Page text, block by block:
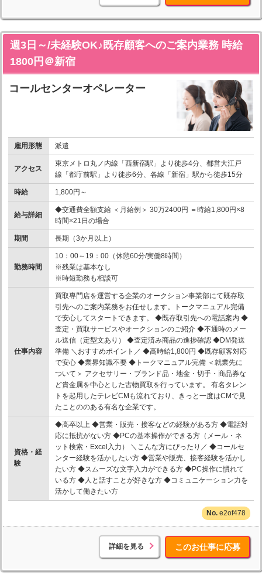
週3日～/未経験OK♪既存顧客へのご案内業務 時給
1800円＠新宿
コールセンターオペレーター
雇用形態 派遣
アクセス
東京メトロ丸ノ内線「西新宿駅」より徒歩4分、都営大江戸
線「都庁前駅」より徒歩6分、各線「新宿」駅から徒歩15分
時給 1,800円～
給与詳細
◆交通費全額支給 ＜月給例＞ 30万2400円 ＝時給1,800円×8
時間×21日の場合
期間 長期（3か月以上）
勤務時間
10：00～19：00（休憩60分/実働8時間）
※残業は基本なし
※時短勤務も相談可
仕事内容
買取専門店を運営する企業のオークション事業部にて既存取
引先へのご案内業務をお任せします。トークマニュアル完備
で安心してスタートできます。 ◆既存取引先への電話案内 ◆
査定・買取サービスやオークションのご紹介 ◆不通時のメー
ル送信（定型文あり） ◆査定済み商品の進捗確認 ◆DM発送
準備 ＼おすすめポイント／ ◆高時給1,800円 ◆既存顧客対応
で安心 ◆業界知識不要 ◆トークマニュアル完備 ＜就業先に
ついて＞ アクセサリー・ブランド品・地金・切手・商品券な
ど貴金属を中心とした古物買取を行っています。 有名タレン
トを起用したテレビCMも流れており、きっと一度はCMで見
たことののある有名な企業です。
資格・経
験
◆高卒以上 ◆営業・販売・接客などの経験がある方 ◆電話対
応に抵抗がない方 ◆PCの基本操作ができる方（メール・ネ
ット検索・Excel入力） ＼こんな方にぴったり／ ◆コールセ
ンター経験を活かしたい方 ◆営業や販売、接客経験を活かし
たい方 ◆スムーズな文字入力ができる方 ◆PC操作に慣れて
いる方 ◆人と話すことが好きな方 ◆コミュニケーション力を
活かして働きたい方
e2of478
詳細を見る このお仕事に応募